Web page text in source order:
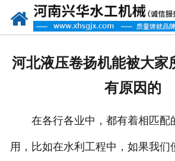
河北液压卷扬机能被大家
有原因的
在各行各业中，都有着相匹配
用，比如在水利工程中，如果我们